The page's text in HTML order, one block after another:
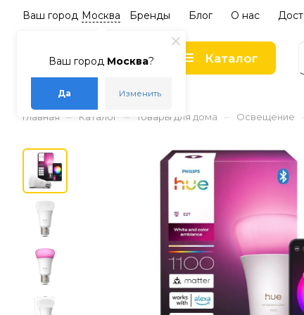
Ваш город Москва?
Да Изменить
Ваш город Москва Бренды Блог О нас
Каталог
Главная – Каталог – Товары для дома – Освещение